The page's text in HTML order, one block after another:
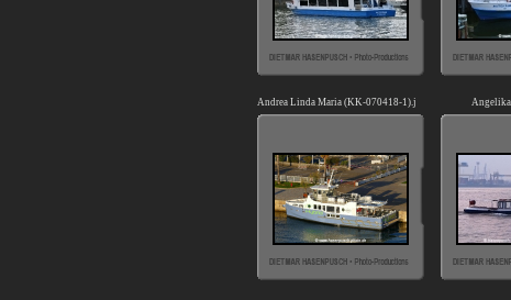
Andrea Linda Maria (KK-070418-1).jpg